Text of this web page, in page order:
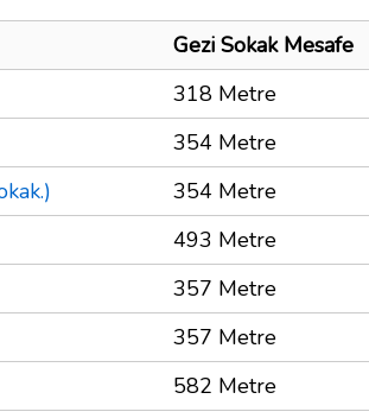
Gezi Sokak Mesafe
318 Metre
354 Metre
354 Metre
493 Metre
357 Metre
357 Metre
582 Metre